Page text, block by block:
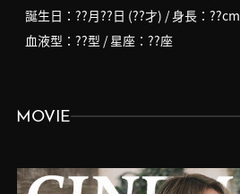
誕生日：??月??日 (??才) / 身長：??cm
血液型：??型 / 星座：??座
MOVIE